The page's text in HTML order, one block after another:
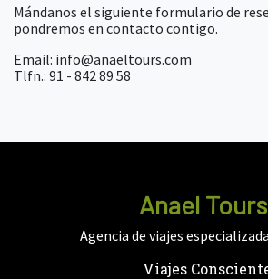
Mándanos el siguiente formulario de
pondremos en contacto contigo.
Email: info@anaeltours.com
Tlfn.: 91 - 842 89 58
Anael Tours
Agencia de viajes
Viajes